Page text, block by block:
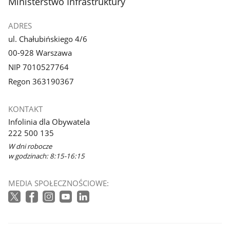
ADRES
ul. Chałubińskiego 4/6
00-928 Warszawa
NIP 7010527764
Regon 363190367
KONTAKT
Infolinia dla Obywatela
222 500 135
W dni robocze
w godzinach: 8:15-16:15
MEDIA SPOŁECZNOŚCIOWE: